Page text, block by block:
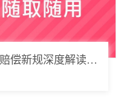
弘齐法点｜知识产权惩罚性赔偿新规深度解读： 从“赔得起”到“赔不起”的司法逻辑